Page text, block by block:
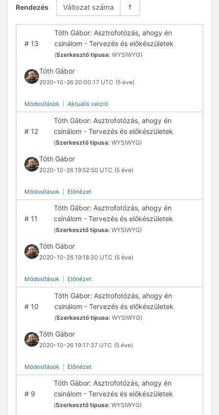
Rendezés Változat száma
#13
Tóth Gábor: Asztrofotózás, ahogy én
csinálom - Tervezés és előkészületek
(Szerkesztő típusa: WYSIWYG)
Tóth Gábor
2020-10-26 20:00:17 UTC (5 éve)
Módosítások Aktuális verzió
#12
Tóth Gábor: Asztrofotózás, ahogy én
csinálom - Tervezés és előkészületek
(Szerkesztő típusa: WYSIWYG)
Tóth Gábor
2020-10-26 19:52:50 UTC (5 éve)
Módosítások Előnézet
#11
Tóth Gábor: Asztrofotózás, ahogy én
csinálom - Tervezés és előkészületek
(Szerkesztő típusa: WYSIWYG)
Tóth Gábor
2020-10-26 19:18:30 UTC (5 éve)
Módosítások Előnézet
#10
Tóth Gábor: Asztrofotózás, ahogy én
csinálom - Tervezés és előkészületek
(Szerkesztő típusa: WYSIWYG)
Tóth Gábor
2020-10-26 19:17:37 UTC (5 éve)
Módosítások Előnézet
#9
Tóth Gábor: Asztrofotózás, ahogy én
csinálom - Tervezés és előkészületek
(Szerkesztő típusa: WYSIWYG)